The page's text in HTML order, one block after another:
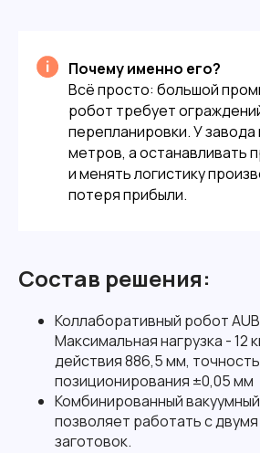
Почему именно его?
Всё просто: большой
робот требует
перепланировки. У
метров, а останавливать
и менять логистику
потеря прибыли.
Состав решения:
Коллаборативный робот
Максимальная нагрузка - 12
действия 886,5 мм,
позиционирования ±0,05 мм
Комбинированный
позволяет работать с
заготовок.